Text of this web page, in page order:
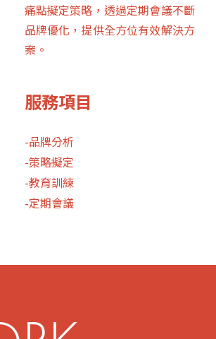
痛點擬定策略，透過定期會議不斷
品牌優化，提供全方位有效解決方
案。
服務項目
-品牌分析
-策略擬定
-教育訓練
-定期會議